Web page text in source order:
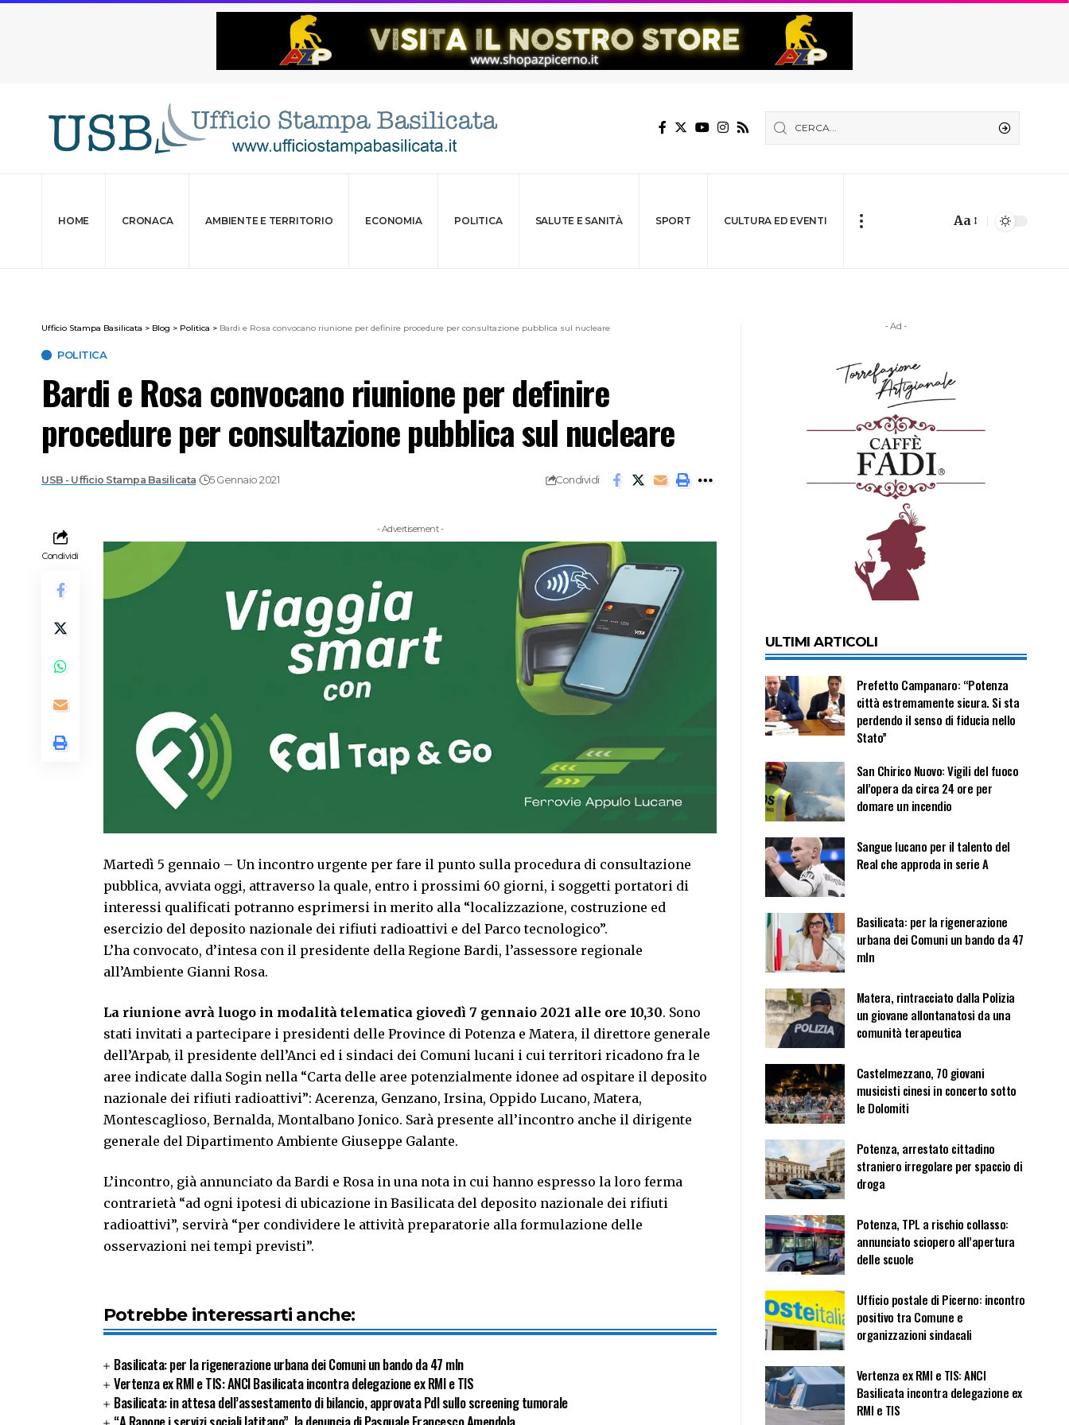
HOME CRONACA AMBIENTE E TERRITORIO ECONOMIA POLITICA SALUTE E SANITÀ SPORT CULTURA ED EVENTI Aa
Ufficio Stampa Basilicata > Blog > Politica > Bardi e Rosa convocano riunione per definire procedure per consultazione pubblica sul nucleare
POLITICA
Bardi e Rosa convocano riunione per definire
procedure per consultazione pubblica sul nucleare
USB - Ufficio Stampa Basilicata 5 Gennaio 2021 Condividi
Condividi
- Advertisement -
Martedì 5 gennaio – Un incontro urgente per fare il punto sulla procedura di consultazione
pubblica, avviata oggi, attraverso la quale, entro i prossimi 60 giorni, i soggetti portatori di
interessi qualificati potranno esprimersi in merito alla “localizzazione, costruzione ed
esercizio del deposito nazionale dei rifiuti radioattivi e del Parco tecnologico”.
L’ha convocato, d’intesa con il presidente della Regione Bardi, l’assessore regionale
all’Ambiente Gianni Rosa.
La riunione avrà luogo in modalità telematica giovedì 7 gennaio 2021 alle ore 10,30. Sono
stati invitati a partecipare i presidenti delle Province di Potenza e Matera, il direttore generale
dell’Arpab, il presidente dell’Anci ed i sindaci dei Comuni lucani i cui territori ricadono fra le
aree indicate dalla Sogin nella “Carta delle aree potenzialmente idonee ad ospitare il deposito
nazionale dei rifiuti radioattivi”: Acerenza, Genzano, Irsina, Oppido Lucano, Matera,
Montescaglioso, Bernalda, Montalbano Jonico. Sarà presente all’incontro anche il dirigente
generale del Dipartimento Ambiente Giuseppe Galante.
L’incontro, già annunciato da Bardi e Rosa in una nota in cui hanno espresso la loro ferma
contrarietà “ad ogni ipotesi di ubicazione in Basilicata del deposito nazionale dei rifiuti
radioattivi”, servirà “per condividere le attività preparatorie alla formulazione delle
osservazioni nei tempi previsti”.
Potrebbe interessarti anche:
Basilicata: per la rigenerazione urbana dei Comuni un bando da 47 mln
Vertenza ex RMI e TIS: ANCI Basilicata incontra delegazione ex RMI e TIS
Basilicata: in attesa dell’assestamento di bilancio, approvata Pdl sullo screening tumorale
- Ad -
ULTIMI ARTICOLI
Prefetto Campanaro: “Potenza
città estremamente sicura. Si sta
perdendo il senso di fiducia nello
Stato”
San Chirico Nuovo: Vigili del fuoco
all’opera da circa 24 ore per
domare un incendio
Sangue lucano per il talento del
Real che approda in serie A
Basilicata: per la rigenerazione
urbana dei Comuni un bando da 47
mln
Matera, rintracciato dalla Polizia
un giovane allontanatosi da una
comunità terapeutica
Castelmezzano, 70 giovani
musicisti cinesi in concerto sotto
le Dolomiti
Potenza, arrestato cittadino
straniero irregolare per spaccio di
droga
Potenza, TPL a rischio collasso:
annunciato sciopero all’apertura
delle scuole
Ufficio postale di Picerno: incontro
positivo tra Comune e
organizzazioni sindacali
Vertenza ex RMI e TIS: ANCI
Basilicata incontra delegazione ex
RMI e TIS